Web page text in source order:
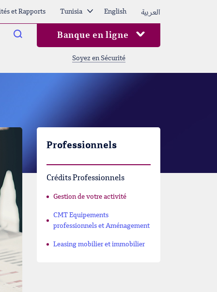
et Rapports Tunisia English العربية
Arama Banque en ligne
Soyez en Sécurité
Professionnels
Crédits Professionnels
Gestion de votre activité
CMT Equipements
professionnels et Aménagement
Leasing mobilier et immobilier